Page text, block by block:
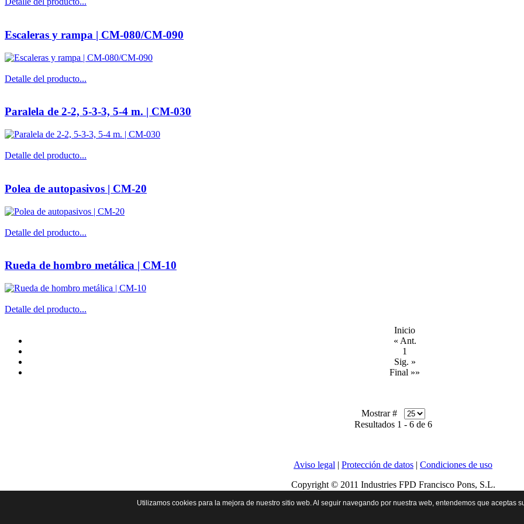
Escaleras y rampa | CM-080/CM-090
Detalle del producto...
Paralela de 2-2, 5-3-3, 5-4 m. | CM-030
Detalle del producto...
Polea de autopasivos | CM-20
Detalle del producto...
Rueda de hombro metálica | CM-10
Detalle del producto...
Inicio
« Ant.
1
Sig. »
Final »»
Mostrar #
Resultados 1 - 6 de 6
Aviso legal | Protección de datos | Condiciones de uso
Copyright © 2011 Industries FPD Francisco Pons, S.L.
Utilizamos cookies para la mejora de nuestro sitio web. Al seguir navegando por nuestra web, entendemos que aceptas